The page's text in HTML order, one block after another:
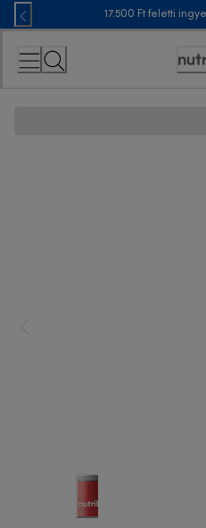
Skip
to
Content
17.500 Ft feletti